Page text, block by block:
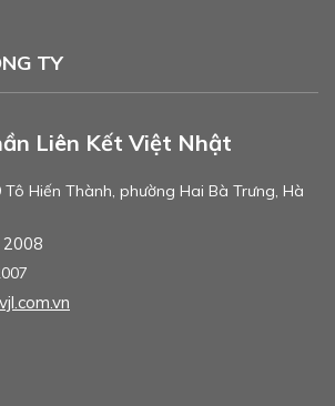
TY
Liên Kết Việt Nhật
Hiến Thành, phường Hai Bà Trưng, Hà